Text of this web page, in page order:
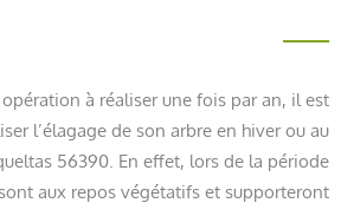
à réaliser une fois par an, il est
l’élagage de son arbre en hiver ou au
56390. En effet, lors de la période
aux repos végétatifs et supporteront